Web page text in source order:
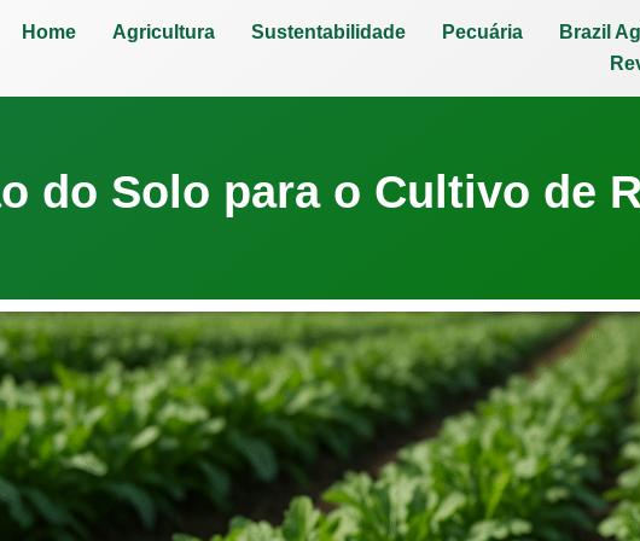
Home Agricultura Sustentabilidade Pecuária Brazil
do Solo para o Cultivo de